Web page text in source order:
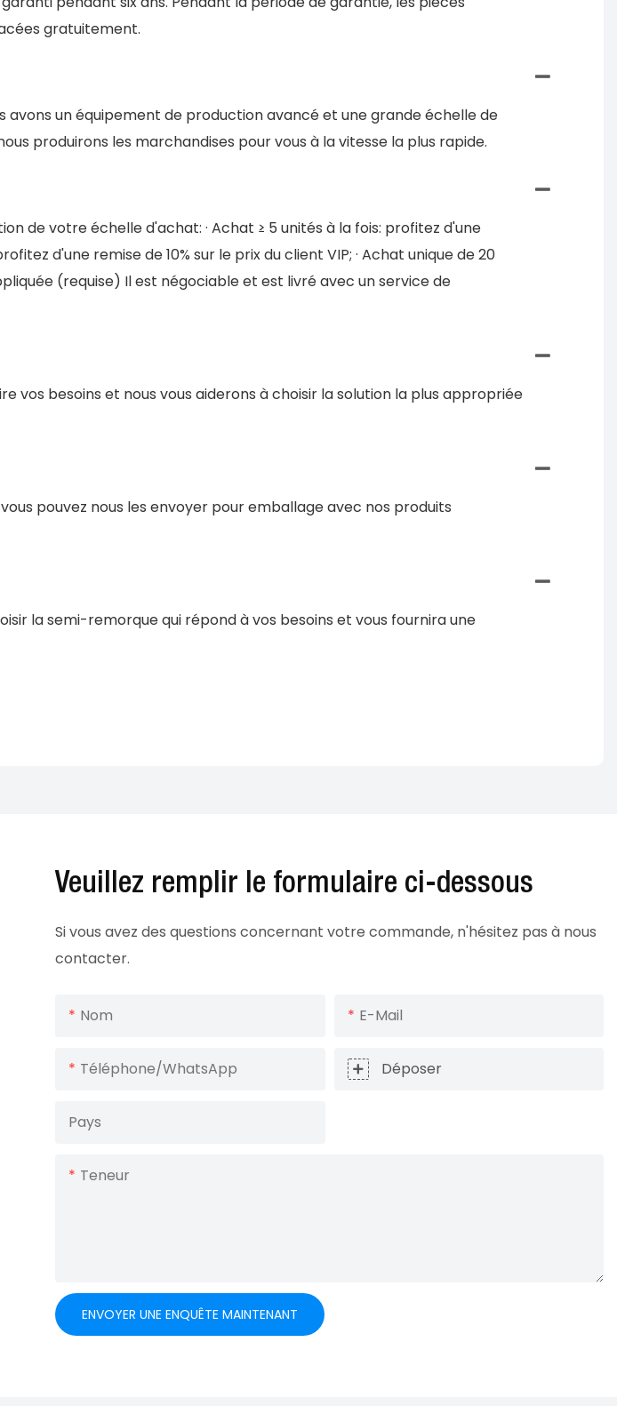
gratuitement.
un équipement de production avancé et une grande échelle de
produirons les marchandises pour vous à la vitesse la plus rapide.
de votre échelle d'achat: · Achat ≥ 5 unités à la fois: profitez d'une
d'une remise de 10% sur le prix du client VIP; · Achat unique de 20
(requise) Il est négociable et est livré avec un service de
vos besoins et nous vous aiderons à choisir la solution la plus appropriée
pouvez nous les envoyer pour emballage avec nos produits
la semi-remorque qui répond à vos besoins et vous fournira une
Veuillez remplir le formulaire ci-dessous
Si vous avez des questions concernant votre commande, n'hésitez pas à nous
contacter.
Nom E-Mail
Téléphone/WhatsApp Déposer
Pays
Teneur
ENVOYER UNE ENQUÊTE MAINTENANT